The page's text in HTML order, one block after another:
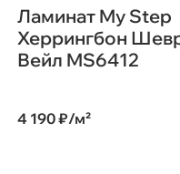
Ламинат My Step
Херрингбон
Вейл MS6412
4 190 ₽/м²